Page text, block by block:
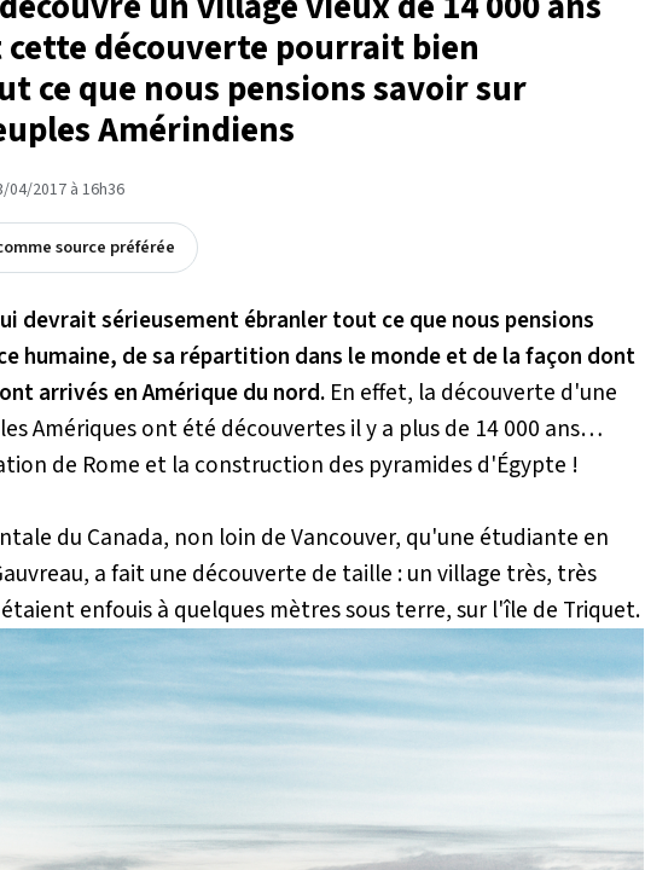
cette découverte pourrait bien
ce que nous pensions savoir sur
Amérindiens
04/2017 à 16h36
source préférée
devrait sérieusement ébranler tout ce que nous pensions
humaine, de sa répartition dans le monde et de la façon dont
arrivés en Amérique du nord. En effet, la découverte d'une
Amériques ont été découvertes il y a plus de 14 000 ans…
de Rome et la construction des pyramides d'Égypte !
du Canada, non loin de Vancouver, qu'une étudiante en
a fait une découverte de taille : un village très, très
enfouis à quelques mètres sous terre, sur l'île de Triquet.